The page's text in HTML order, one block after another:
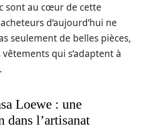
sont au cœur de cette
d’aujourd’hui ne
seulement de belles pièces,
qui s’adaptent à
Loewe : une
dans l’artisanat